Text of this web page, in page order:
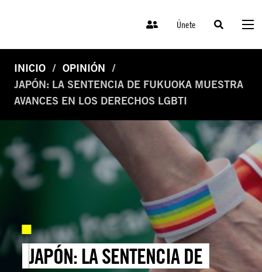
Únete
INICIO
OPINIÓN
JAPÓN: LA SENTENCIA DE FUKUOKA MUESTRA
AVANCES EN LOS DERECHOS LGBTI
JAPÓN: LA SENTENCIA DE